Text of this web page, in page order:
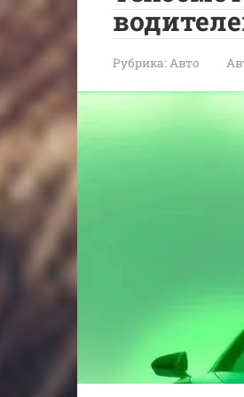
Рубрика:Авто